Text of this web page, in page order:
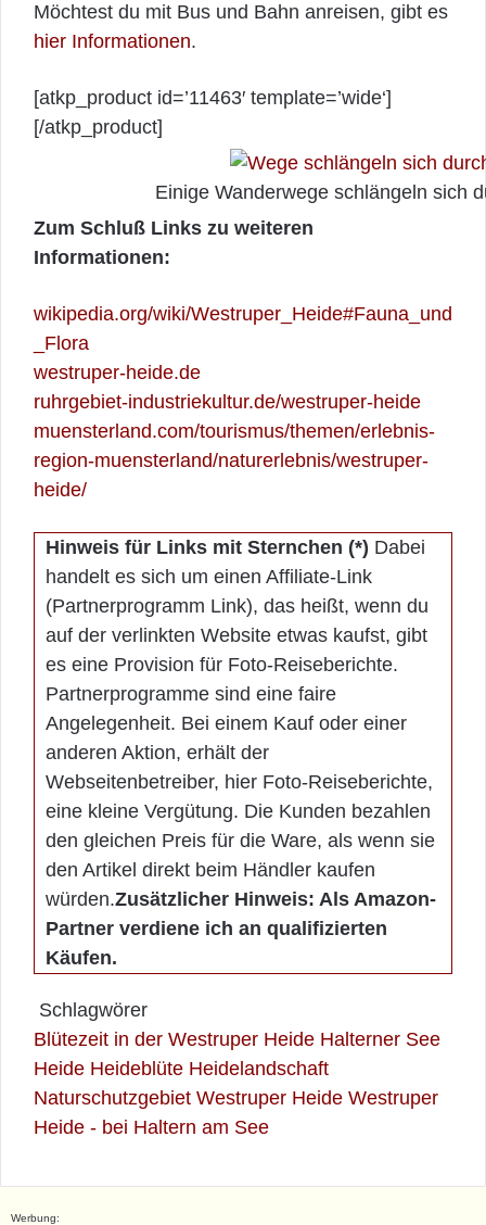
Möchtest du mit Bus und Bahn anreisen, gibt es
hier Informationen.
[atkp_product id=’11463′ template=’wide‘]
[/atkp_product]
Einige Wanderwege schlängeln sich
Zum Schluß Links zu weiteren
Informationen:
wikipedia.org/wiki/Westruper_Heide#Fauna_und
_Flora
westruper-heide.de
ruhrgebiet-industriekultur.de/westruper-heide
muensterland.com/tourismus/themen/erlebnis-
region-muensterland/naturerlebnis/westruper-
heide/
Hinweis für Links mit Sternchen (*) Dabei
handelt es sich um einen Affiliate-Link
(Partnerprogramm Link), das heißt, wenn du
auf der verlinkten Website etwas kaufst, gibt
es eine Provision für Foto-Reiseberichte.
Partnerprogramme sind eine faire
Angelegenheit. Bei einem Kauf oder einer
anderen Aktion, erhält der
Webseitenbetreiber, hier Foto-Reiseberichte,
eine kleine Vergütung. Die Kunden bezahlen
den gleichen Preis für die Ware, als wenn sie
den Artikel direkt beim Händler kaufen
würden.Zusätzlicher Hinweis: Als Amazon-
Partner verdiene ich an qualifizierten
Käufen.
Schlagwörer
Blütezeit in der Westruper Heide Halterner See
Heide Heideblüte Heidelandschaft
Naturschutzgebiet Westruper Heide Westruper
Heide - bei Haltern am See
Werbung: